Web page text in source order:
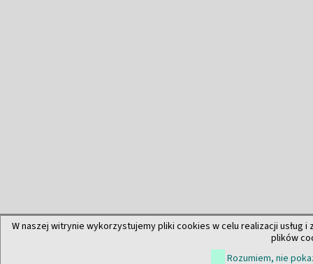
W naszej witrynie wykorzystujemy pliki cookies w celu realizacji usług i
plików
Rozumiem, nie